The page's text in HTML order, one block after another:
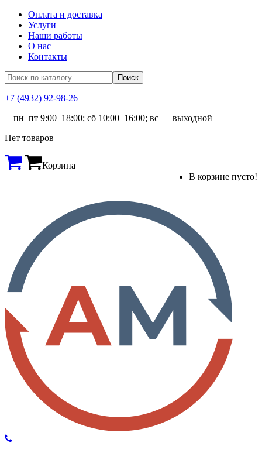
Оплата и доставка
Услуги
Наши работы
О нас
Контакты
+7 (4932) 92-98-26
пн–пт 9:00–18:00; сб 10:00–16:00; вс — выходной
Нет товаров
Корзина
В корзине пусто!